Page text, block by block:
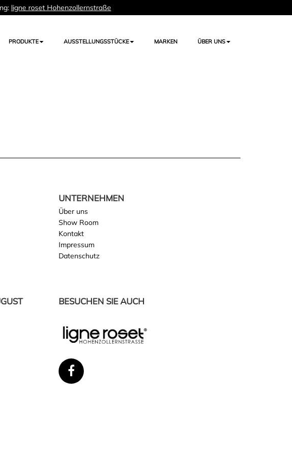
ligne roset Hohenzollernstraße
PRODUKTE AUSSTELLUNGSSTÜCKE MARKEN ÜBER UNS
UNTERNEHMEN
Über uns
Show Room
Kontakt
Impressum
Datenschutz
BESUCHEN SIE AUCH